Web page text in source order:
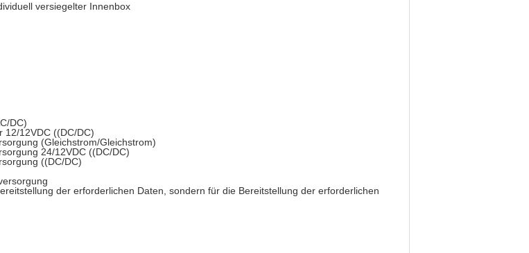
versiegelter Innenbox
DC)
12/12VDC ((DC/DC)
(Gleichstrom/Gleichstrom)
24/12VDC ((DC/DC)
((DC/DC)
der erforderlichen Daten, sondern für die Bereitstellung der erforderlichen